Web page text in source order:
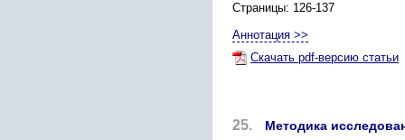
Страницы: 126-137
Аннотация >>
Скачать pdf-версию статьи
25. Методика